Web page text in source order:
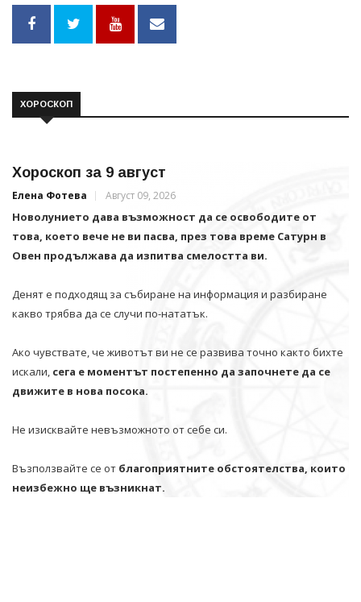
ХОРОСКОП
Хороскоп за 9 август
Елена Фотева Август 09, 2026
Новолунието дава възможност да се освободите от
това, което вече не ви пасва, през това време Сатурн в
Овен продължава да изпитва смелостта ви.
Денят е подходящ за събиране на информация и разбиране
какво трябва да се случи по-нататък.
Ако чувствате, че животът ви не се развива точно както бихте
искали, сега е моментът постепенно да започнете да се
движите в нова посока.
Не изисквайте невъзможното от себе си.
Възползвайте се от благоприятните обстоятелства, които
неизбежно ще възникнат.